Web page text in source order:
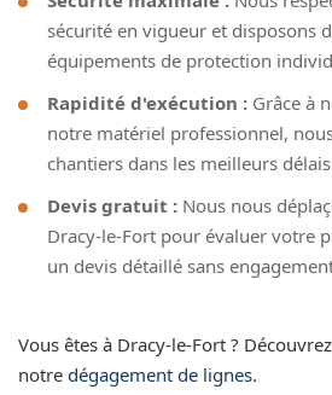
sécurité en vigueur et disposons
équipements de protection
Rapidité d'exécution : Grâce à
notre matériel professionnel,
chantiers dans les meilleurs
Devis gratuit : Nous nous
Dracy-le-Fort pour évaluer votre
un devis détaillé sans
Vous êtes à Dracy-le-Fort ?
notre dégagement de lignes.